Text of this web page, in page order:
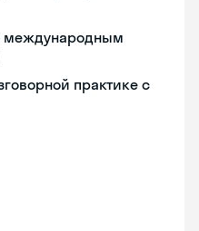
международным
практике с